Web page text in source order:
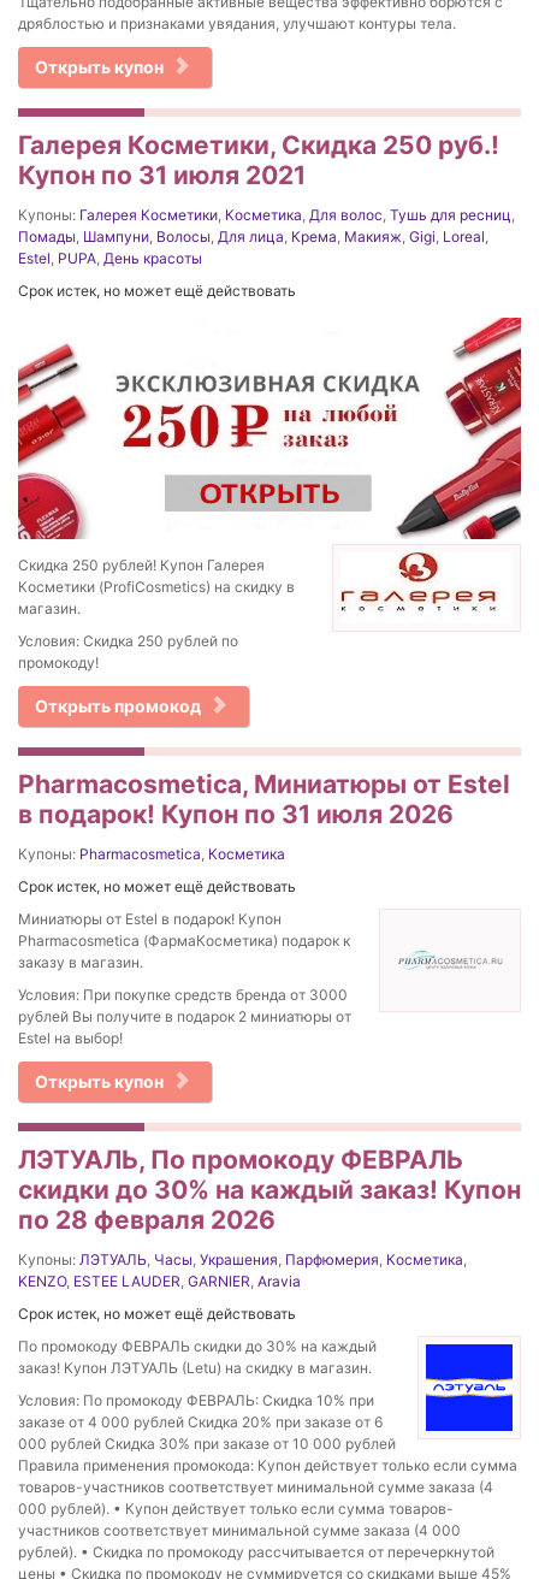
дряблостью и признаками увядания, улучшают контуры тела.
Открыть купон
Галерея Косметики, Скидка 250 руб.!
Купон по 31 июля 2021
Купоны: Галерея Косметики Косметика Для волос Тушь для ресниц
Помады Шампуни Волосы Для лица Крема Макияж Gigi Loreal
Estel PUPA День красоты
Срок истек, но может ещё действовать
Скидка 250 рублей! Купон Галерея
Косметики (ProfiCosmetics) на скидку в
магазин.
Условия: Скидка 250 рублей по
промокоду!
Открыть промокод
Pharmacosmetica, Миниатюры от Estel
в подарок! Купон по 31 июля 2026
Купоны: Pharmacosmetica, Косметика
Срок истек, но может ещё действовать
Миниатюры от Estel в подарок! Купон
Pharmacosmetica (ФармаКосметика) подарок к
заказу в магазин.
Условия: При покупке средств бренда от 3000
рублей Вы получите в подарок 2 миниатюры от
Estel на выбор!
Открыть купон
ЛЭТУАЛЬ, По промокоду ФЕВРАЛЬ
скидки до 30% на каждый заказ! Купон
по 28 февраля 2026
Купоны: ЛЭТУАЛЬ, Часы, Украшения, Парфюмерия, Косметика,
KENZO, ESTEE LAUDER, GARNIER, Aravia
Срок истек, но может ещё действовать
По промокоду ФЕВРАЛЬ скидки до 30% на каждый
заказ! Купон ЛЭТУАЛЬ (Letu) на скидку в магазин.
Условия: По промокоду ФЕВРАЛЬ: Скидка 10% при
заказе от 4 000 рублей Скидка 20% при заказе от 6
000 рублей Скидка 30% при заказе от 10 000 рублей
Правила применения промокода: Купон действует только если сумма
товаров-участников соответствует минимальной сумме заказа (4
000 рублей). • Купон действует только если сумма товаров-
участников соответствует минимальной сумме заказа (4 000
рублей). • Скидка по промокоду рассчитывается от перечеркнутой
цены • Скидка по промокоду не суммируется со скидками выше 45%